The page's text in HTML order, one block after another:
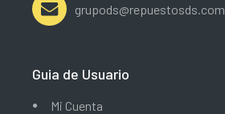
grupods@repuestosds.com
Guia de Usuario
Mi Cuenta